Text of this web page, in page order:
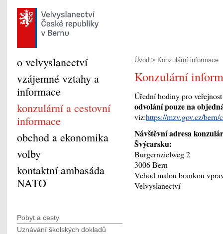
Úvod > Konzulární informace
Konzulární
Úřední hodiny pro
odvolání pouze na
viz:https://mzv.gov.cz/
Návštěvní adresa
Švýcarsku:
Burgernzielweg 2
3006 Bern
Vchod malou brankou
Velvyslanectví
o velvyslanectví
vzájemné vztahy a
informace
konzulární a cestovní
informace
obchod a ekonomika
volby
kontaktní ambasáda
NATO
Pobyt a cesty
Uznávání školských dokladů